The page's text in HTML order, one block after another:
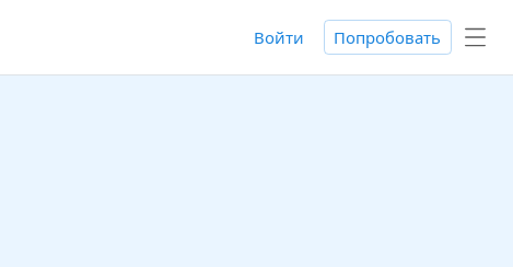
Войти Попробовать